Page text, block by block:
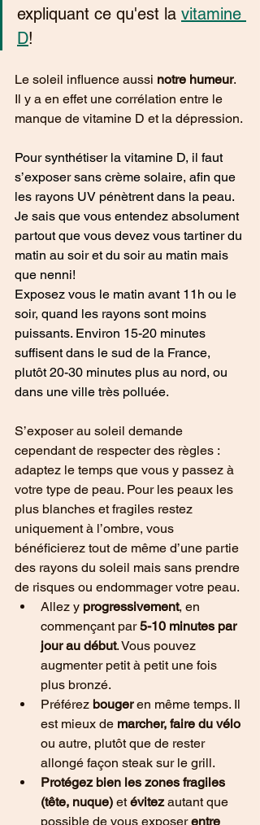
expliquant ce qu'est la vitamine
D!
Le soleil influence aussi notre humeur.
Il y a en effet une corrélation entre le
manque de vitamine D et la dépression.
Pour synthétiser la vitamine D, il faut
s’exposer sans crème solaire, afin que
les rayons UV pénètrent dans la peau.
Je sais que vous entendez absolument
partout que vous devez vous tartiner du
matin au soir et du soir au matin mais
que nenni!
Exposez vous le matin avant 11h ou le
soir, quand les rayons sont moins
puissants. Environ 15-20 minutes
suffisent dans le sud de la France,
plutôt 20-30 minutes plus au nord, ou
dans une ville très polluée.
S’exposer au soleil demande
cependant de respecter des règles :
adaptez le temps que vous y passez à
votre type de peau. Pour les peaux les
plus blanches et fragiles restez
uniquement à l’ombre, vous
bénéficierez tout de même d’une partie
des rayons du soleil mais sans prendre
de risques ou endommager votre peau.
Allez y progressivement, en
commençant par 5-10 minutes par
jour au début. Vous pouvez
augmenter petit à petit une fois
plus bronzé.
Préférez bouger en même temps. Il
est mieux de marcher, faire du vélo
ou autre, plutôt que de rester
allongé façon steak sur le grill.
Protégez bien les zones fragiles
(tête, nuque) et évitez autant que
possible de vous exposer entre